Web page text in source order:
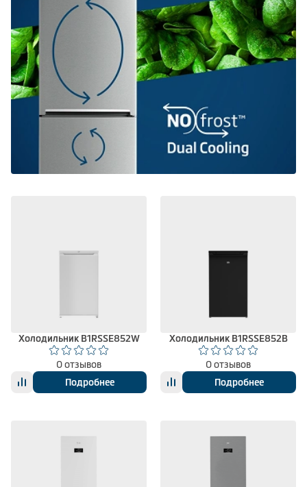
Холодильник B1RSSE852W
0 отзывов
Подробнее
Холодильник B1RSSE852B
0 отзывов
Подробнее